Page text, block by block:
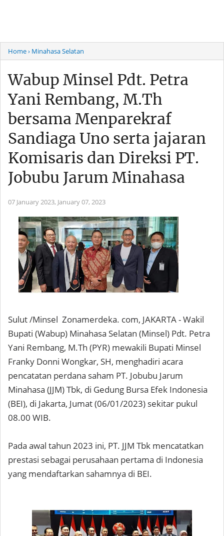
Home› Minahasa Selatan
Wabup Minsel Pdt. Petra
Yani Rembang, M.Th
bersama Menparekraf
Sandiaga Uno serta jajaran
Komisaris dan Direksi PT.
Jobubu Jarum Minahasa
07 January 2023, January 07, 2023
Sulut /Minsel Zonamerdeka. com, JAKARTA - Wakil
Bupati (Wabup) Minahasa Selatan (Minsel) Pdt. Petra
Yani Rembang, M.Th (PYR) mewakili Bupati Minsel
Franky Donni Wongkar, SH, menghadiri acara
pencatatan perdana saham PT. Jobubu Jarum
Minahasa (JJM) Tbk, di Gedung Bursa Efek Indonesia
(BEI), di Jakarta, Jumat (06/01/2023) sekitar pukul
08.00 WIB.
Pada awal tahun 2023 ini, PT. JJM Tbk mencatatkan
prestasi sebagai perusahaan pertama di Indonesia
yang mendaftarkan sahamnya di BEI.